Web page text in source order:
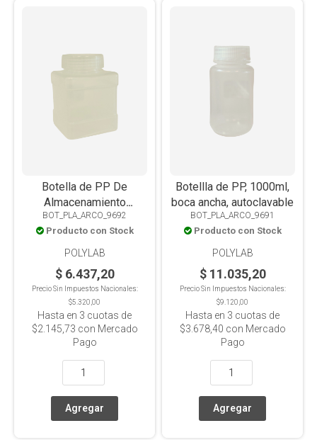
Botella de PP De
Almacenamiento
Cuadrada Translúcida
Autoclavable 250ml
BOT_PLA_ARCO_9692
Producto con Stock
POLYLAB
$ 6.437,20
Precio Sin Impuestos Nacionales:
$5.320,00
Hasta en 3 cuotas de
$2.145,73 con Mercado
Pago
Botellla de PP, 1000ml,
boca ancha, autoclavable
BOT_PLA_ARCO_9691
Producto con Stock
POLYLAB
$ 11.035,20
Precio Sin Impuestos Nacionales:
$9.120,00
Hasta en 3 cuotas de
$3.678,40 con Mercado
Pago